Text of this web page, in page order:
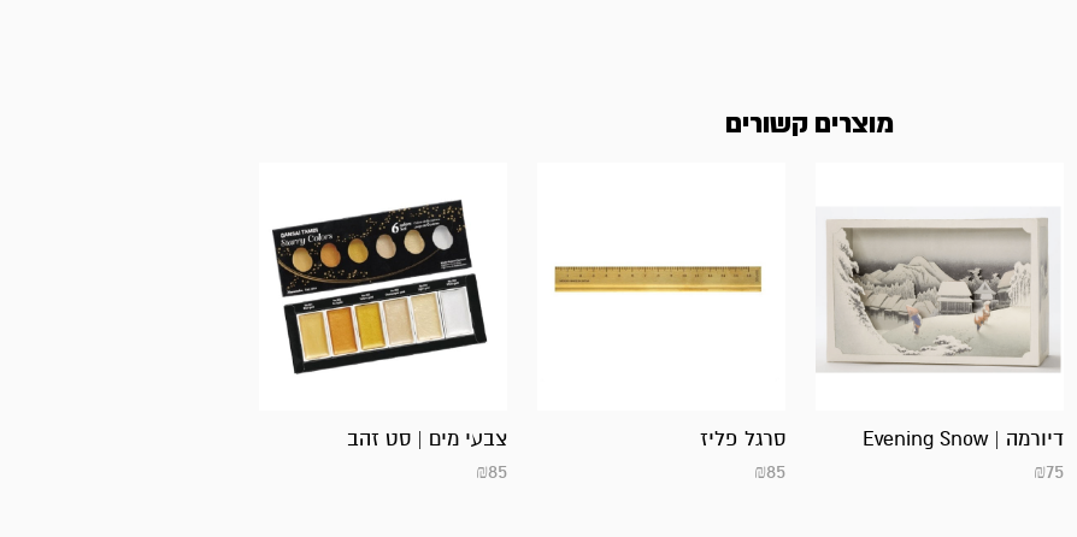
מוצרים קשורים
דיורמה | Evening Snow
₪75
סרגל פליז
₪85
צבעי מים | סט זהב
₪85